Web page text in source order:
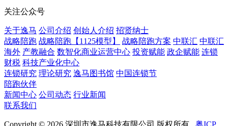
关注公众号
关于逸马 公司介绍 创始人介绍 招贤纳士
战略陪跑 战略陪跑【1125模型】 战略陪跑方案 中联汇 中联汇
海外 产教融合 数智化商业运营中心 投资赋能 政企赋能 连锁
财税 科技产业化中心
连锁研究 理论研究 逸马图书馆 中国连锁节
陪跑伙伴
新闻中心 公司动态 行业新闻
联系我们